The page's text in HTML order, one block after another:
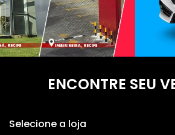
ENCONTRE SEU
Selecione a loja